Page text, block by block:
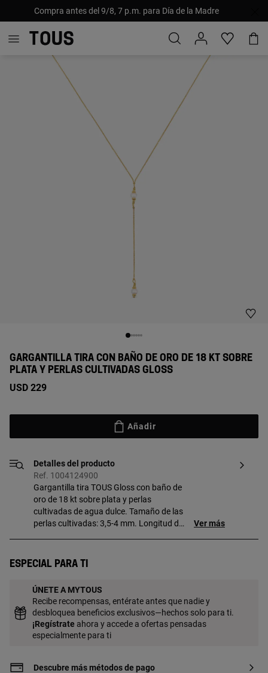
Compra antes del 9/8, 7 p.m. para Día de la Madre
GARGANTILLA TIRA CON BAÑO DE ORO DE 18 KT SOBRE
PLATA Y PERLAS CULTIVADAS GLOSS
USD 229
Añadir
Detalles del producto
Ref. 1004124900
Gargantilla tira TOUS Gloss con baño de
oro de 18 kt sobre plata y perlas
cultivadas de agua dulce. Tamaño de las
perlas cultivadas: 3,5-4 mm. Longitud de
fabricada con plata de primera ley con
espesor. Esta calidad garantiza una
mayor durabilidad de la joya.
Ver más
Especial para ti
ÚNETE A MYTOUS
Recibe recompensas, entérate antes que nadie y
desbloquea beneficios exclusivos—hechos solo para ti.
¡Regístrate ahora y accede a ofertas pensadas
especialmente para ti
Descubre más métodos de pago